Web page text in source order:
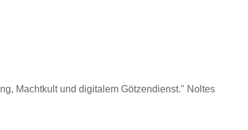
Machtkult und digitalem Götzendienst." Noltes